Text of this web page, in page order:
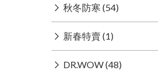
秋冬防寒 (54)
新春特賣 (1)
DR.WOW (48)